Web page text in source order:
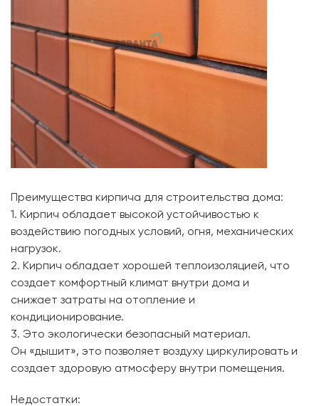
Преимущества кирпича для строительства дома:
1. Кирпич обладает высокой устойчивостью к
воздействию погодных условий, огня, механических
нагрузок.
2. Кирпич обладает хорошей теплоизоляцией, что
создает комфортный климат внутри дома и
снижает затраты на отопление и
кондиционирование.
3. Это экологически безопасный материал.
Он «дышит», это позволяет воздуху циркулировать и
создает здоровую атмосферу внутри помещения.
Недостатки: